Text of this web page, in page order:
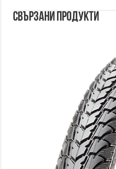
Свързани продукти